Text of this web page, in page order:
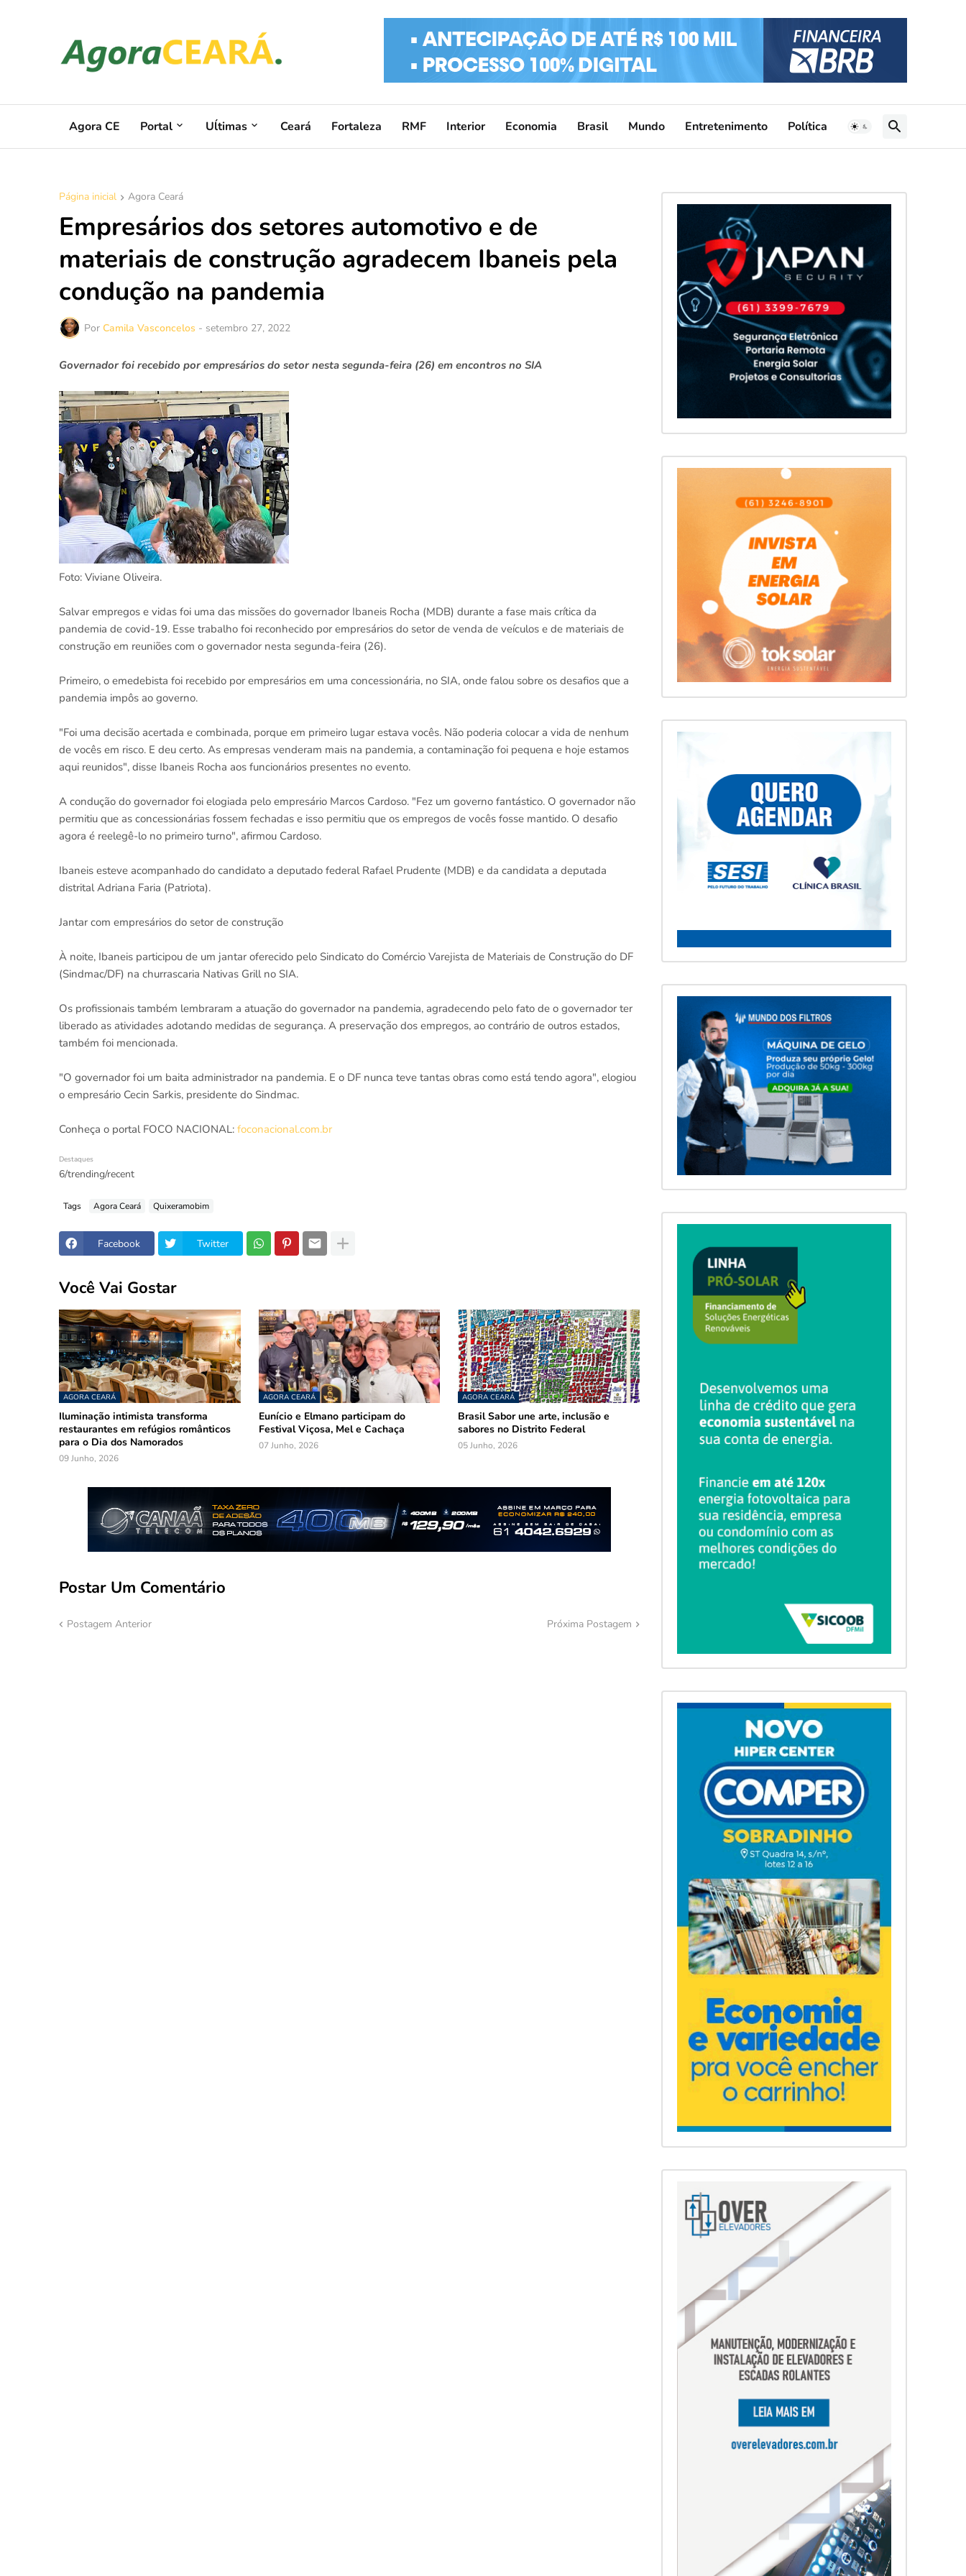
Agora CE Portal Uĺtimas Ceará Fortaleza RMF Interior Economia Brasil Mundo Entretenimento Política
Página inicial Agora Ceará
Empresários dos setores automotivo e de
materiais de construção agradecem Ibaneis pela
condução na pandemia
Por Camila Vasconcelos - setembro 27, 2022
Governador foi recebido por empresários do setor nesta segunda-feira (26) em encontros no SIA
Foto: Viviane Oliveira.
Salvar empregos e vidas foi uma das missões do governador Ibaneis Rocha (MDB) durante a fase mais crítica da
pandemia de covid-19. Esse trabalho foi reconhecido por empresários do setor de venda de veículos e de materiais de
construção em reuniões com o governador nesta segunda-feira (26).
Primeiro, o emedebista foi recebido por empresários em uma concessionária, no SIA, onde falou sobre os desafios que a
pandemia impôs ao governo.
"Foi uma decisão acertada e combinada, porque em primeiro lugar estava vocês. Não poderia colocar a vida de nenhum
de vocês em risco. E deu certo. As empresas venderam mais na pandemia, a contaminação foi pequena e hoje estamos
aqui reunidos", disse Ibaneis Rocha aos funcionários presentes no evento.
A condução do governador foi elogiada pelo empresário Marcos Cardoso. "Fez um governo fantástico. O governador não
permitiu que as concessionárias fossem fechadas e isso permitiu que os empregos de vocês fosse mantido. O desafio
agora é reelegê-lo no primeiro turno", afirmou Cardoso.
Ibaneis esteve acompanhado do candidato a deputado federal Rafael Prudente (MDB) e da candidata a deputada
distrital Adriana Faria (Patriota).
Jantar com empresários do setor de construção
À noite, Ibaneis participou de um jantar oferecido pelo Sindicato do Comércio Varejista de Materiais de Construção do DF
(Sindmac/DF) na churrascaria Nativas Grill no SIA.
Os profissionais também lembraram a atuação do governador na pandemia, agradecendo pelo fato de o governador ter
liberado as atividades adotando medidas de segurança. A preservação dos empregos, ao contrário de outros estados,
também foi mencionada.
"O governador foi um baita administrador na pandemia. E o DF nunca teve tantas obras como está tendo agora", elogiou
o empresário Cecin Sarkis, presidente do Sindmac.
Conheça o portal FOCO NACIONAL: foconacional.com.br
Destaques
6/trending/recent
Tags Agora Ceará Quixeramobim
Facebook Twitter
Você Vai Gostar
AGORA CEARÁ
Iluminação intimista transforma
restaurantes em refúgios românticos
para o Dia dos Namorados
09 Junho, 2026
AGORA CEARÁ
Eunício e Elmano participam do
Festival Viçosa, Mel e Cachaça
07 Junho, 2026
AGORA CEARÁ
Brasil Sabor une arte, inclusão e
sabores no Distrito Federal
05 Junho, 2026
Postar Um Comentário
Postagem Anterior Próxima Postagem